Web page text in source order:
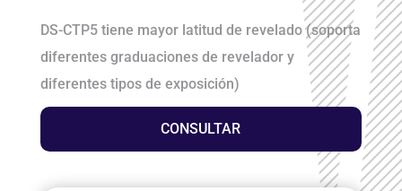
DS-CTP5 tiene mayor latitud de revelado (soporta
diferentes graduaciones de revelador y
diferentes tipos de exposición)
CONSULTAR